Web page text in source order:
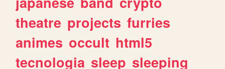
theatre projects furries
animes occult html5
tecnologia sleep sleeping